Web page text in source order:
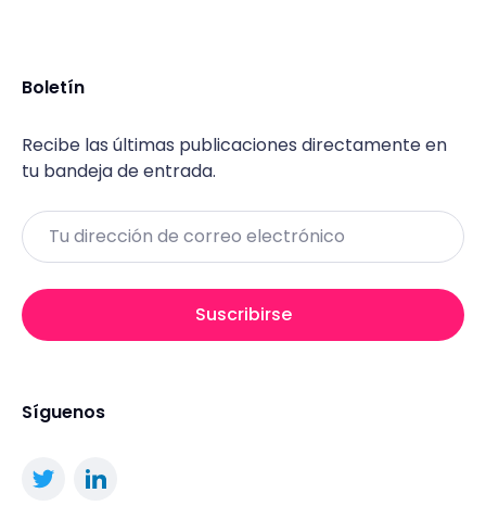
Boletín
Recibe las últimas publicaciones directamente en
tu bandeja de entrada.
Email
Suscribirse
Síguenos